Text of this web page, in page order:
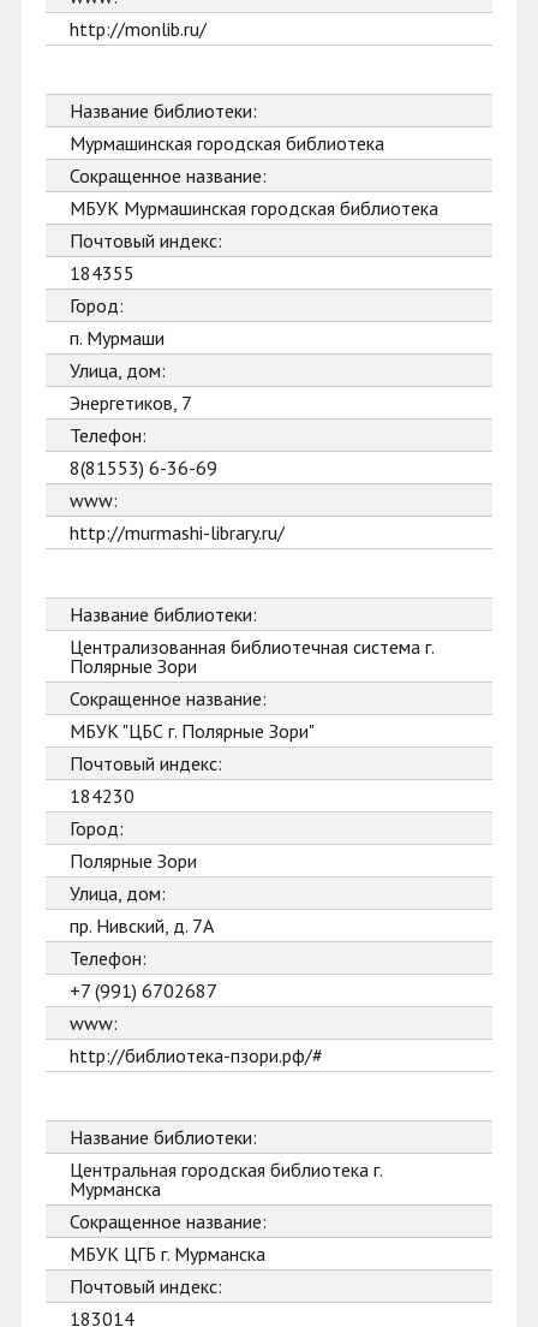
http://monlib.ru/
Название библиотеки:
Мурмашинская городская библиотека
Сокращенное название:
МБУК Мурмашинская городская библиотека
Почтовый индекс:
184355
Город:
п. Мурмаши
Улица, дом:
Энергетиков, 7
Телефон:
8(81553) 6-36-69
www:
http://murmashi-library.ru/
Название библиотеки:
Централизованная библиотечная система г.
Полярные Зори
Сокращенное название:
МБУК "ЦБС г. Полярные Зори"
Почтовый индекс:
184230
Город:
Полярные Зори
Улица, дом:
пр. Нивский, д. 7А
Телефон:
+7 (991) 6702687
www:
http://библиотека-пзори.рф/#
Название библиотеки:
Центральная городская библиотека г.
Мурманска
Сокращенное название:
МБУК ЦГБ г. Мурманска
Почтовый индекс:
183014